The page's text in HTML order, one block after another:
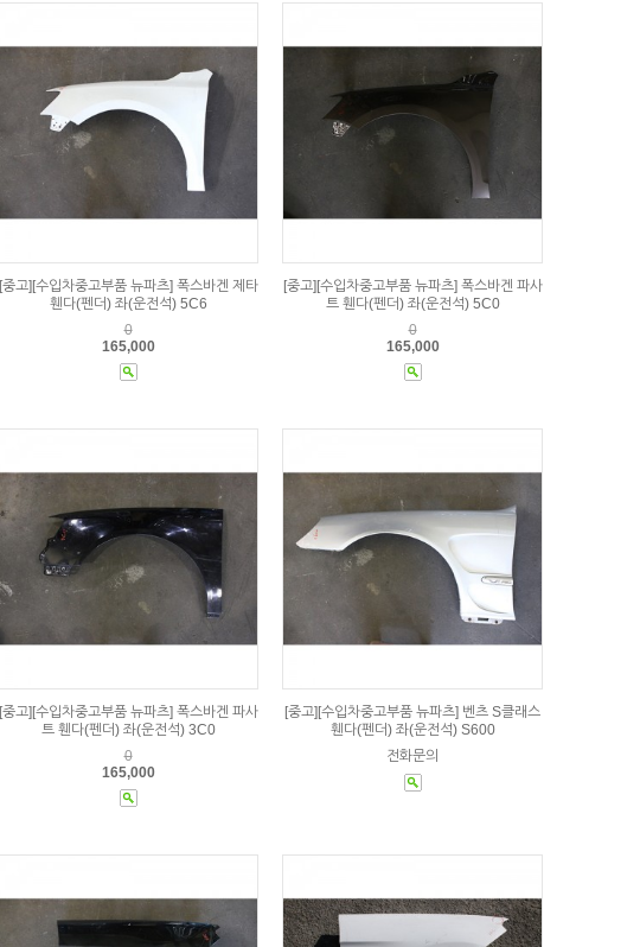
[중고][수입차중고부품 뉴파츠] 폭스바겐 제타
휀다(펜더) 좌(운전석) 5C6
0
165,000
[중고][수입차중고부품 뉴파츠] 폭스바겐 파사
트 휀다(펜더) 좌(운전석) 5C0
0
165,000
[중고][수입차중고부품 뉴파츠] 폭스바겐 파사
트 휀다(펜더) 좌(운전석) 3C0
0
165,000
[중고][수입차중고부품 뉴파츠] 벤츠 S클래스
휀다(펜더) 좌(운전석) S600
전화문의